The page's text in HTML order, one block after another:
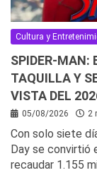
Cultura y
SPIDER-MAN:
TAQUILLA Y
VISTA DEL
05/08/2026 2
Con solo siete
Day se convirtió
recaudar 1.155